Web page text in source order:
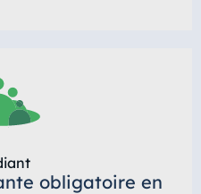
obligatoire en